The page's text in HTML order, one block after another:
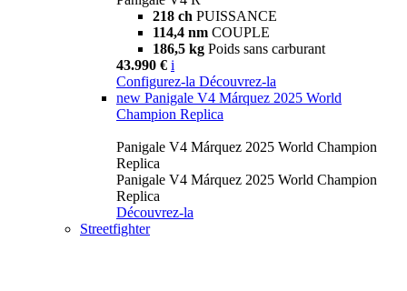
218 ch PUISSANCE
114,4 nm COUPLE
186,5 kg Poids sans carburant
43.990 € i
Configurez-la Découvrez-la
new Panigale V4 Márquez 2025 World
Champion Replica
Panigale V4 Márquez 2025 World Champion
Replica
Panigale V4 Márquez 2025 World Champion
Replica
Découvrez-la
Streetfighter